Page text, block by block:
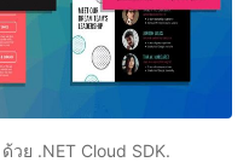
วย .NET Cloud SDK.